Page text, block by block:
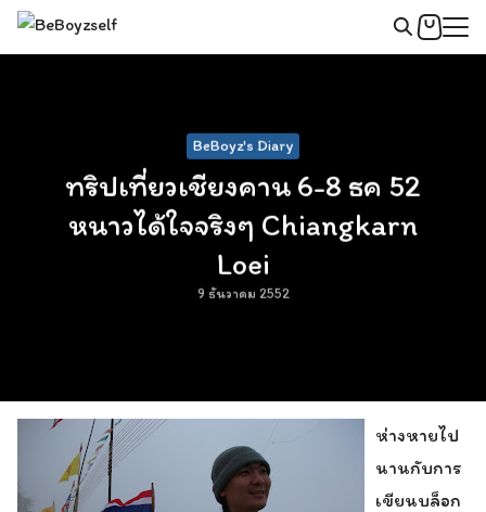
Skip
BeBoyz's Diary
ทริปเที่ยวเชียงคาน 6-8 ธค 52
หนาวได้ใจจริงๆ Chiangkarn
Loei
9 ธันวาคม 2552
ห่างหายไป
นานกับการ
เขียนบล็อก